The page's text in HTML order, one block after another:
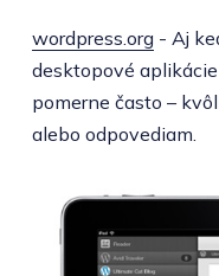
wordpress.org- Aj
desktopové
pomerne často –
alebo odpovediam.